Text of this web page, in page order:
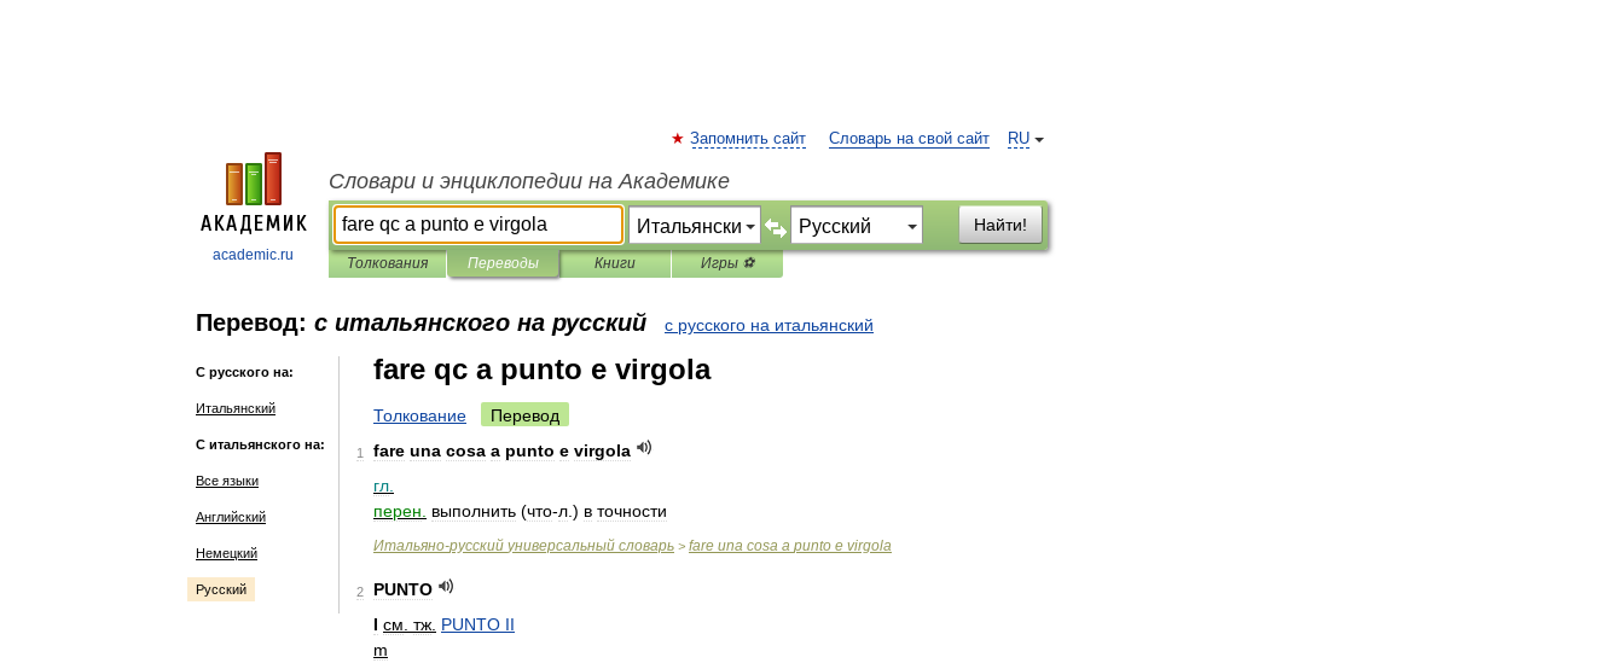
academic.ru
RU
Запомнить сайт Словарь на свой сайт
Словари и энциклопедии на Академике
Найти!
Толкования Переводы Книги Игры ⚽
Перевод: с итальянского на русский с русского на итальянский
С русского на:
Итальянский
С итальянского на:
Все языки
Английский
Немецкий
Русский
fare qc a punto e virgola
Толкование Перевод
1 fare una cosa a punto e virgola
гл
перен
выполнить (что-л .) в точности
Итальяно-русский универсальный словарь > fare una cosa a punto e virgola
2
PUNTO
I см тж PUNTO II
m